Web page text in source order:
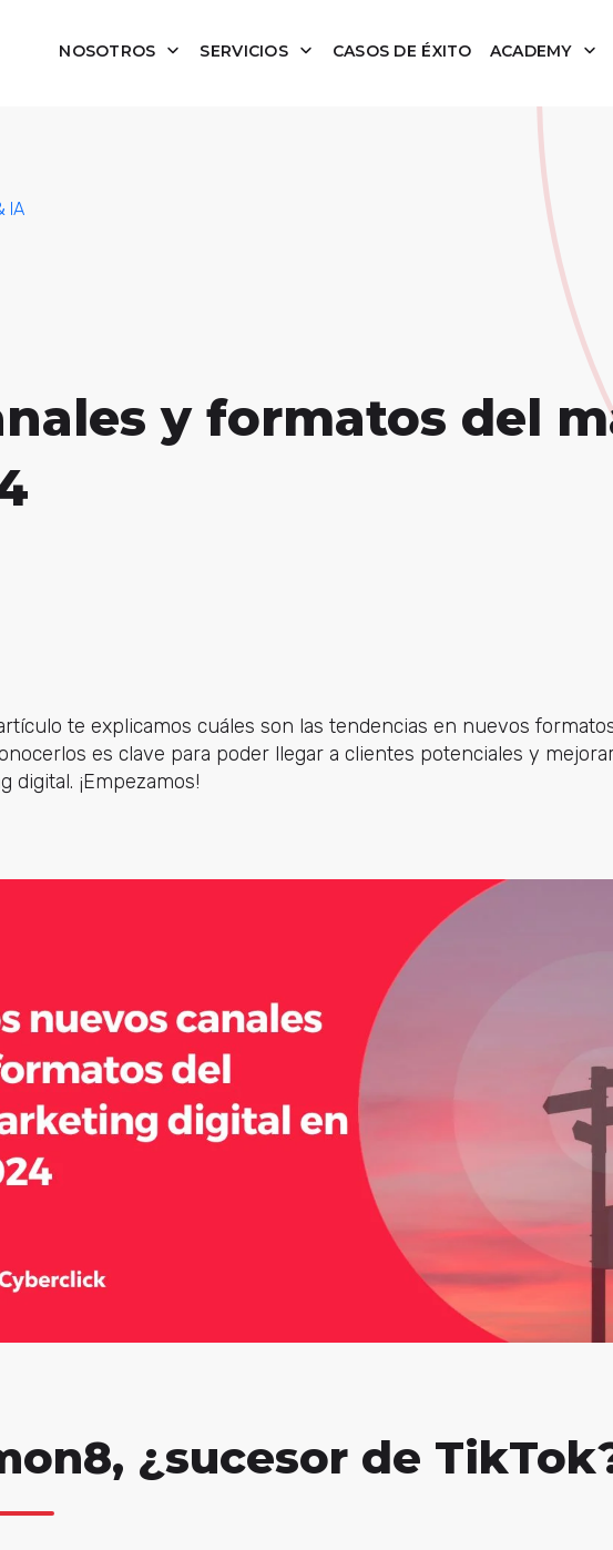
NOSOTROS SERVICIOS CASOS DE ÉXITO ACADEMY
IA
y formatos del
te explicamos cuáles son las tendencias en nuevos
es clave para poder llegar a clientes potenciales y
digital. ¡Empezamos!
¿sucesor de